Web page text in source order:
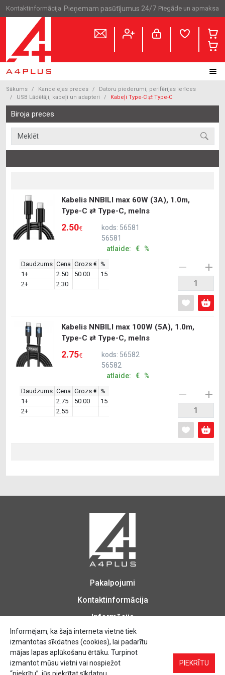
Kontaktinformācija Pieņemam pasūtījumus 24/7 Piegāde un apmaksa
Sākums Kancelejas preces
Datoru piederumi, perifērijas ierīces
USB Lādētāji, kabeļi un adapteri
Kabeļi Type-C ⇄ Type-C
Biroja preces
Kabelis NNBILI max 60W (3A), 1.0m,
Type-C ⇄ Type-C, melns
2.50€
kods: 56581
56581
atlaide: € %
Daudzums Cena Grozs € %
1+
2.50 50.00
15
2+
2.30
Kabelis NNBILI max 100W (5A), 1.0m,
Type-C ⇄ Type-C, melns
2.75€
kods: 56582
56582
atlaide: € %
Daudzums Cena Grozs € %
1+
2.75 50.00
15
2+
2.55
Biroja Preces, Zīmogu izgatavošana, Printēšana, Kopēšana, Iesiešana,
Vizītkartes, Skrejlapas, Uzlīmes.
Pakalpojumi
Kontaktinformācija
Informācija
Informējam, ka šajā interneta vietnē tiek
izmantotas sīkdatnes (cookies), lai padarītu
mājas lapas aplūkošanu ērtāku. Turpinot
izmantot mūsu vietni vai nospiežot
PIEKRĪTU